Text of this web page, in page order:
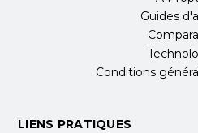
Guides
Conditions
LIENS PRATIQUES